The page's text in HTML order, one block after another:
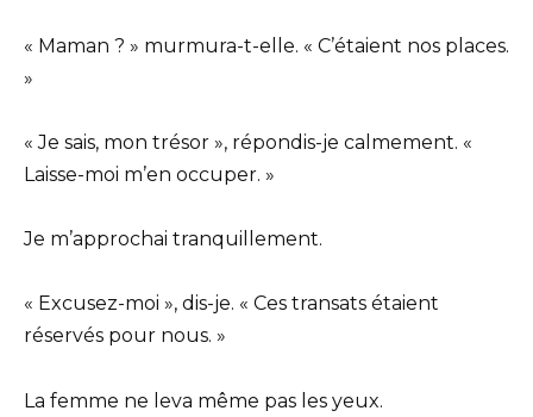
« Maman ? » murmura-t-elle. « C’étaient nos places.
»
« Je sais, mon trésor », répondis-je calmement. «
Laisse-moi m’en occuper. »
Je m’approchai tranquillement.
« Excusez-moi », dis-je. « Ces transats étaient
réservés pour nous. »
La femme ne leva même pas les yeux.